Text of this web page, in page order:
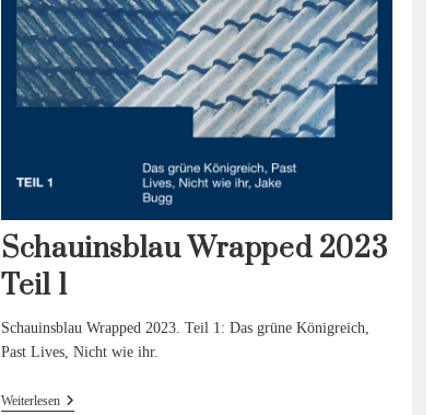
Schauinsblau Wrapped 2023
Teil 1
Schauinsblau Wrapped 2023. Teil 1: Das grüne Königreich,
Past Lives, Nicht wie ihr.
WeiterlesenSchauinsblau